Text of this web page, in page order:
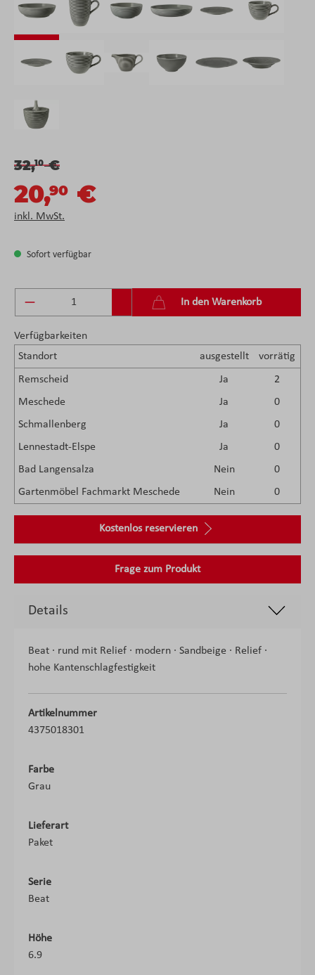
32,10€
20,90 €
inkl. MwSt.
Sofort verfügbar
Produkt Anzahl: Gib den gewünschten Wert
In den Warenkorb
Verfügbarkeiten
Standort
ausgestellt vorrätig
Remscheid Ja
2
Meschede
Ja
0
Schmallenberg
Ja
0
Lennestadt-Elspe
Ja
0
Bad Langensalza
Nein
0
Gartenmöbel Fachmarkt Meschede
Nein 0
Kostenlos reservieren
Frage zum Produkt
Details
Beat · rund mit Relief · modern · Sandbeige · Relief ·
hohe Kantenschlagfestigkeit
Artikelnummer
4375018301
Farbe
Grau
Lieferart
Paket
Serie
Beat
Höhe
6.9